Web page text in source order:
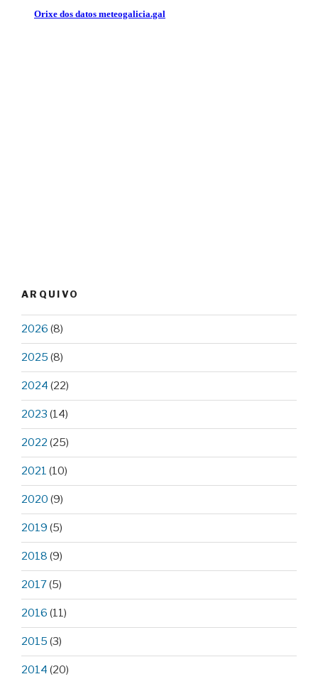
ARQUIVO
2026 (8)
2025 (8)
2024 (22)
2023 (14)
2022 (25)
2021 (10)
2020 (9)
2019 (5)
2018 (9)
2017(5)
2016 (11)
2015 (3)
2014 (20)